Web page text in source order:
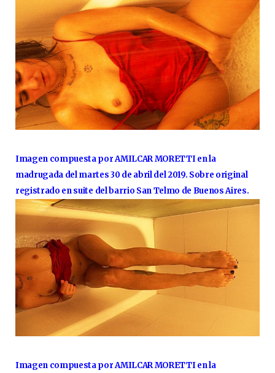
Imagen compuesta por AMILCAR MORETTI en la
madrugada del martes 30 de abril del 2019. Sobre original
registrado en suite del barrio San Telmo de Buenos Aires.
Imagen compuesta por AMILCAR MORETTI en la